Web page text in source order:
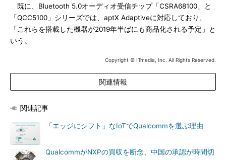
既に、Bluetooth 5.0オーディオ受信チップ「CSRA68100」と
「QCC5100」シリーズでは、aptX Adaptiveに対応しており、
「これらを搭載した機器が2019年半ばにも商品化される予定」と
いう。
Copyright © ITmedia, Inc. All Rights Reserved.
関連情報
関連記事
「エッジにシフト」なIoTでQualcommを選ぶ理由
QualcommがNXPの買収を断念、中国の承認が時間切